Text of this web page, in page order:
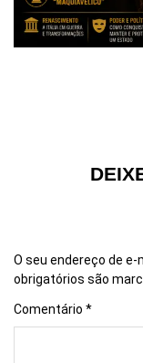
O seu endereço de e-
obrigatórios são
Comentário *